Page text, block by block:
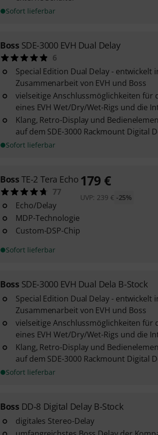
Sofort lieferbar
Boss SDE-3000 EVH Dual Delay
6
Special Edition Dual Delay - entwickelt
Zusammenarbeit von EVH und Boss
vielseitige Anschlussmöglichkeiten für
eines EVH Wet/Dry/Wet-Rigs und die
Klang, Retro-Display und
auf dem SDE-3000 Rackmount Digital
Sofort lieferbar
Boss TE-2 Tera Echo
77
Echo/Delay
MDP-Technologie
Custom-DSP-Chip
Sofort lieferbar
179 €
UVP: 239 € -25%
Boss SDE-3000 EVH Dual Dela B-Stock
Special Edition Dual Delay - entwickelt
Zusammenarbeit von EVH und Boss
vielseitige Anschlussmöglichkeiten für
eines EVH Wet/Dry/Wet-Rigs und die
Klang, Retro-Display und
auf dem SDE-3000 Rackmount Digital
Sofort lieferbar
Boss DD-8 Digital Delay B-Stock
digitales Stereo-Delay